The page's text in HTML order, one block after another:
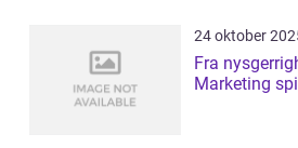
24 oktober
Fra
Marketing